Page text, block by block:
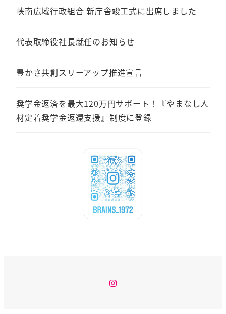
峡南広域行政組合 新庁舎竣工式に出席しました
代表取締役社長就任のお知らせ
豊かさ共創スリーアップ推進宣言
奨学金返済を最大120万円サポート！『やまなし人
材定着奨学金返還支援』制度に登録
Instagram